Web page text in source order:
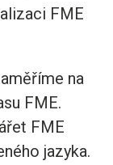
FME
na
FME.
FME
jazyka.